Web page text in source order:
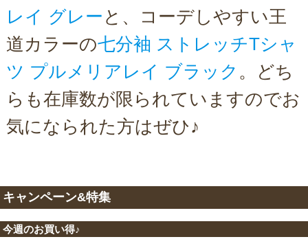
レイ グレー と、コーデしやすい王
道カラーの七分袖 ストレッチTシャ
ツ プルメリアレイ ブラック 。どち
らも在庫数が限られていますのでお
気になられた方はぜひ♪
キャンペーン&特集
今週のお買い得♪